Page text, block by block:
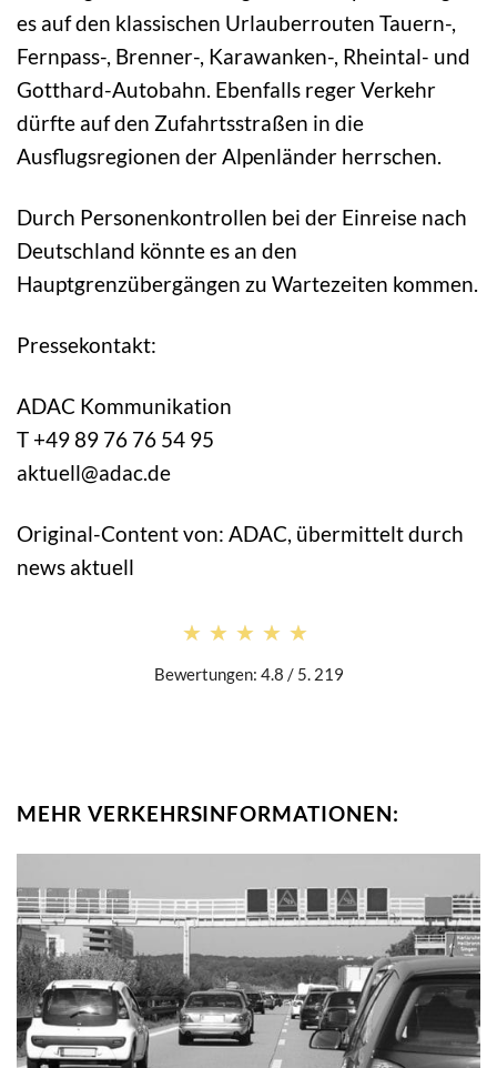
es auf den klassischen Urlauberrouten Tauern-,
Fernpass-, Brenner-, Karawanken-, Rheintal- und
Gotthard-Autobahn. Ebenfalls reger Verkehr
dürfte auf den Zufahrtsstraßen in die
Ausflugsregionen der Alpenländer herrschen.
Durch Personenkontrollen bei der Einreise nach
Deutschland könnte es an den
Hauptgrenzübergängen zu Wartezeiten kommen.
Pressekontakt:
ADAC Kommunikation
T +49 89 76 76 54 95
aktuell@adac.de
Original-Content von: ADAC, übermittelt durch
news aktuell
★★★★★
★★★★★
Bewertungen: 4.8 / 5. 219
MEHR VERKEHRSINFORMATIONEN: